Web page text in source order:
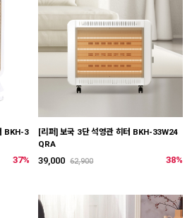
BKH-3
37%
[리퍼] 보국 3단 석영관 히터 BKH-33W24
QRA
39,000 62,900 38%